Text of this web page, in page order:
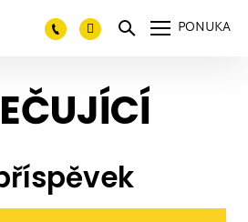
PONUKA